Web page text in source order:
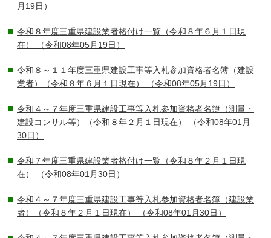
月19日）
令和８年度三重県建設業者格付け一覧（令和８年６月１日現
在）
（令和08年05月19日）
令和８～１１年度三重県建設工事等入札参加資格者名簿（建設
業者）（令和８年６月１日現在）
（令和08年05月19日）
令和４～７年度三重県建設工事等入札参加資格者名簿（測量・
建設コンサル等）（令和８年２月１日現在）
（令和08年01月
30日）
令和７年度三重県建設業者格付け一覧（令和８年２月１日現
在）
（令和08年01月30日）
令和４～７年度三重県建設工事等入札参加資格者名簿（建設業
者）（令和８年２月１日現在）
（令和08年01月30日）